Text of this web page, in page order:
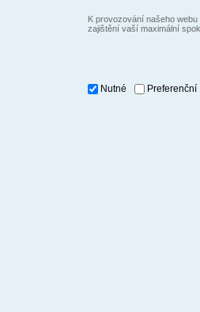
K provozování našeho
zajištění vaší maximální
Nutné Preferenční